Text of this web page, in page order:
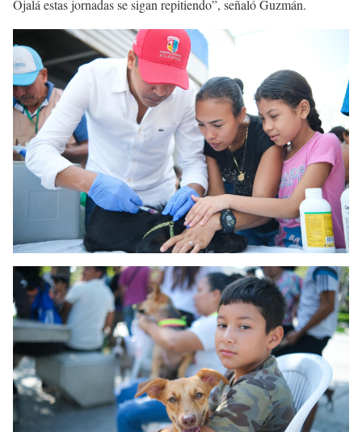
Ojalá estas jornadas se sigan repitiendo”, señaló Guzmán.